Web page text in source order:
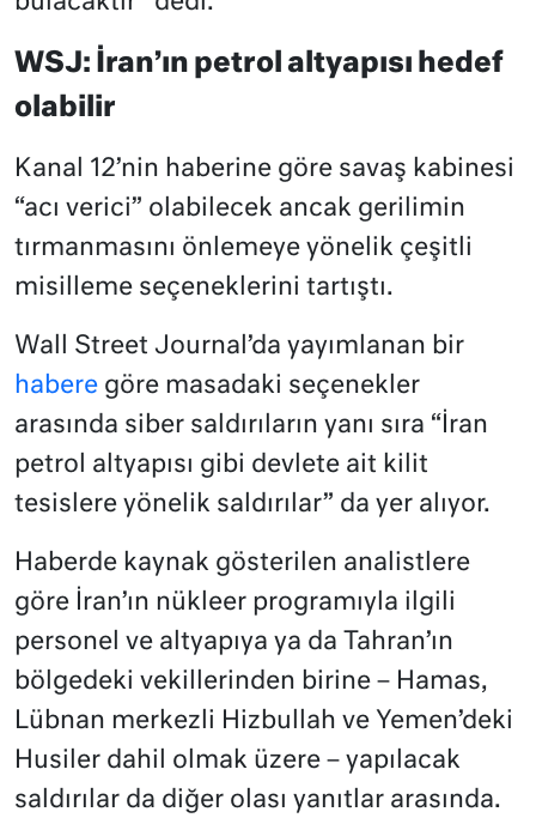
WSJ: İran’ın petrol altyapısı hedef
olabilir
Kanal 12’nin haberine göre savaş kabinesi
“acı verici” olabilecek ancak gerilimin
tırmanmasını önlemeye yönelik çeşitli
misilleme seçeneklerini tartıştı.
Wall Street Journal’da yayımlanan bir
habere göre masadaki seçenekler
arasında siber saldırıların yanı sıra “İran
petrol altyapısı gibi devlete ait kilit
tesislere yönelik saldırılar” da yer alıyor.
Haberde kaynak gösterilen analistlere
göre İran’ın nükleer programıyla ilgili
personel ve altyapıya ya da Tahran’ın
bölgedeki vekillerinden birine – Hamas,
Lübnan merkezli Hizbullah ve Yemen’deki
Husiler dahil olmak üzere – yapılacak
saldırılar da diğer olası yanıtlar arasında.